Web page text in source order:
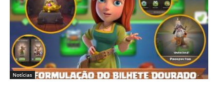
Notícias